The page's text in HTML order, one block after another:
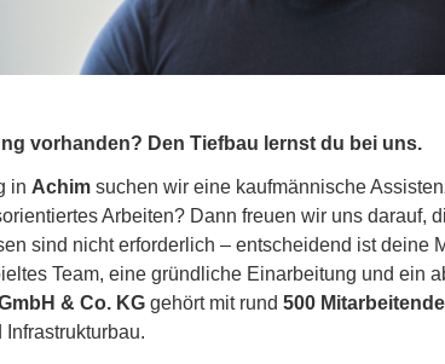
vorhanden? Den Tiefbau lernst du bei uns.
in Achim suchen wir eine kaufmännische
Arbeiten? Dann freuen wir uns darauf,
sind nicht erforderlich – entscheidend ist deine
Team, eine gründliche Einarbeitung und ein
& Co. KG gehört mit rund 500